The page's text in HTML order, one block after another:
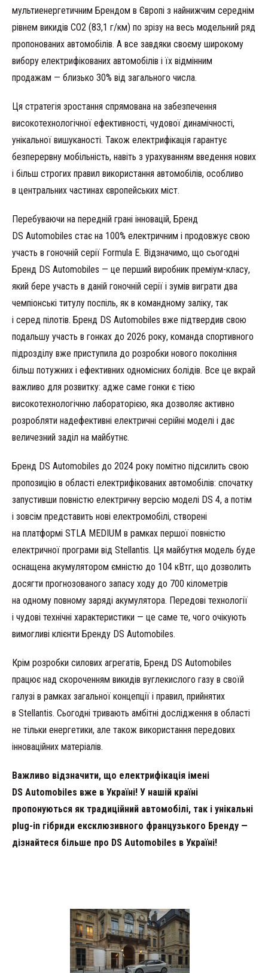
мультиенергетичним Брендом в Європі з найнижчим середнім
рівнем викидів CO2 (83,1 г/км) по зрізу на весь модельний ряд
пропонованих автомобілів. А все завдяки своєму широкому
вибору електрифікованих автомобілів і їх відмінним
продажам — близько 30% від загального числа.
Ця стратегія зростання спрямована на забезпечення
високотехнологічної ефективності, чудової динамічності,
унікальної вишуканості. Також електрифікація гарантує
безперервну мобільність, навіть з урахуванням введення нових
і більш строгих правил використання автомобілів, особливо
в центральних частинах європейських міст.
Перебуваючи на передній грані інновацій, Бренд
DS Automobiles стає на 100% електричним і продовжує свою
участь в гоночній серії Formula E. Відзначимо, що сьогодні
Бренд DS Automobiles — це перший виробник преміум-класу,
який бере участь в даній гоночній серії і зумів виграти два
чемпіонські титулу поспіль, як в командному заліку, так
і серед пілотів. Бренд DS Automobiles вже підтвердив свою
подальшу участь в гонках до 2026 року, команда спортивного
підрозділу вже приступила до розробки нового покоління
більш потужних і ефективних одномісних болідів. Все це вкрай
важливо для розвитку: адже саме гонки є тією
високотехнологічню лабораторією, яка дозволяє активно
розробляти надефективні електричні серійні моделі і дає
величезний заділ на майбутнє.
Бренд DS Automobiles до 2024 року помітно підсилить свою
пропозицію в області електрифікованих автомобілів: спочатку
запустивши повністю електричну версію моделі DS 4, а потім
і зовсім представить нові електромобілі, створені
на платформі STLA MEDIUM в рамках першої повністю
електричної програми від Stellantis. Ця майбутня модель буде
оснащена акумулятором ємністю до 104 кВтг, що дозволить
досягти прогнозованого запасу ходу до 700 кілометрів
на одному повному заряді акумулятора. Передові технології
і чудові технічні характеристики — це саме те, чого очікують
вимогливі клієнти Бренду DS Automobiles.
Крім розробки силових агрегатів, Бренд DS Automobiles
працює над скороченням викидів вуглекислого газу в своїй
галузі в рамках загальної концепції і правил, прийнятих
в Stellantis. Сьогодні тривають амбітні дослідження в області
не тільки енергетики, але також використання передових
інноваційних матеріалів.
Важливо відзначити, що електрифікація імені
DS Automobiles вже в Україні! У нашій країні
пропонуються як традиційний автомобілі, так і унікальні
plug-in гібриди ексклюзивного французького Бренду —
дізнайтеся більше про DS Automobiles в Україні!